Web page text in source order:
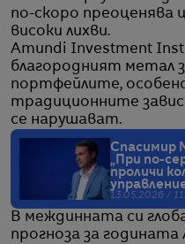
по-скоро преоценява
високи лихви.
Amundi Investment
благородният метал
портфейлите,
традиционните
се нарушават.
Спасимир
„При по-
проличи
13.05.2026 /
В междинната си
прогноза за годината